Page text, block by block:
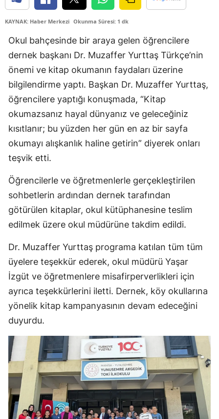
KAYNAK: Haber Merkezi Okunma Süresi: 1 dk
Okul bahçesinde bir araya gelen öğrencilere
dernek başkanı Dr. Muzaffer Yurttaş Türkçe’nin
önemi ve kitap okumanın faydaları üzerine
bilgilendirme yaptı. Başkan Dr. Muzaffer Yurttaş,
öğrencilere yaptığı konuşmada, “Kitap
okumazsanız hayal dünyanız ve geleceğiniz
kısıtlanır; bu yüzden her gün en az bir sayfa
okumayı alışkanlık haline getirin” diyerek onları
teşvik etti.
Öğrencilerle ve öğretmenlerle gerçekleştirilen
sohbetlerin ardından dernek tarafından
götürülen kitaplar, okul kütüphanesine teslim
edilmek üzere okul müdürüne takdim edildi.
Dr. Muzaffer Yurttaş programa katılan tüm tüm
üyelere teşekkür ederek, okul müdürü Yaşar
İzgüt ve öğretmenlere misafirperverlikleri için
ayrıca teşekkürlerini iletti. Dernek, köy okullarına
yönelik kitap kampanyasının devam edeceğini
duyurdu.